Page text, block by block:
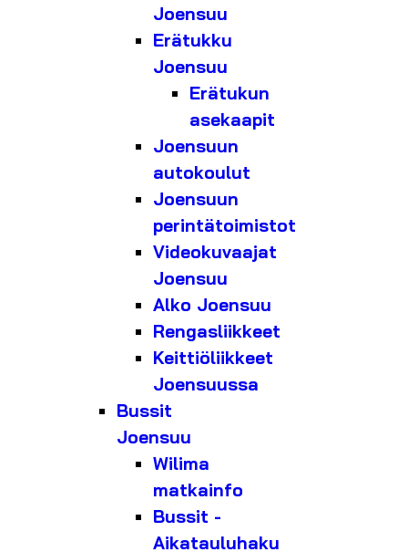
Joensuu
Erätukku
Joensuu
Erätukun
asekaapit
Joensuun
autokoulut
Joensuun
perintätoimistot
Videokuvaajat
Joensuu
Alko Joensuu
Rengasliikkeet
Keittiöliikkeet
Joensuussa
Bussit
Joensuu
Wilima
matkainfo
Bussit -
Aikatauluhaku